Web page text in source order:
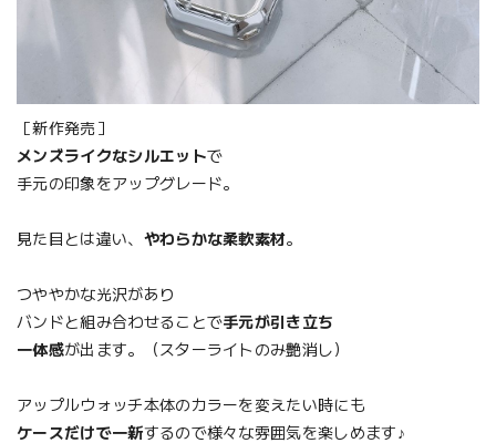
［新作発売］
メンズライクなシルエットで
手元の印象をアップグレード。
見た目とは違い、 やわらかな柔軟素材。
つややかな光沢があり
バンドと組み合わせることで手元が引き立ち
一体感が出ます。（スターライトのみ艶消し）
アップルウォッチ本体のカラーを変えたい時にも
ケースだけで一新するので様々な雰囲気を楽しめます♪